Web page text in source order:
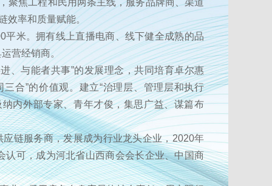
焦工程和民用两条主线，服务品牌商、渠道
效率和质量赋能。
米。拥有线上直播电商、线下健全成熟的品
营经销商。
与能者共事”的发展理念，共同培育卓尔惠
合”的价值观。建立“治理层、管理层和执行
内外部专家、青年才俊，集思广益、谋篇布
服务商，发展成为行业龙头企业，2020年
可，成为河北省山西商会会长企业、中国商